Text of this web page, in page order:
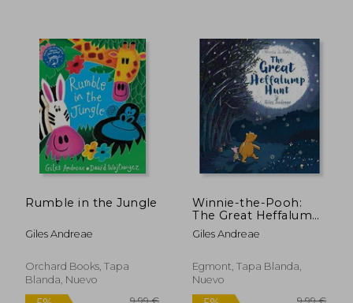
Rumble in the Jungle
Giles Andreae
Orchard Books, Tapa
Blanda, Nuevo
Winnie-the-Pooh:
The Great Heffalump
Hunt
Giles Andreae
Egmont, Tapa Blanda,
Nuevo